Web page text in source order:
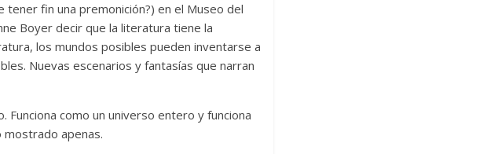
tener fin una premonición?) en el Museo del
Boyer decir que la literatura tiene la
los mundos posibles pueden inventarse a
Nuevas escenarios y fantasías que narran
como un universo entero y funciona
mostrado apenas.